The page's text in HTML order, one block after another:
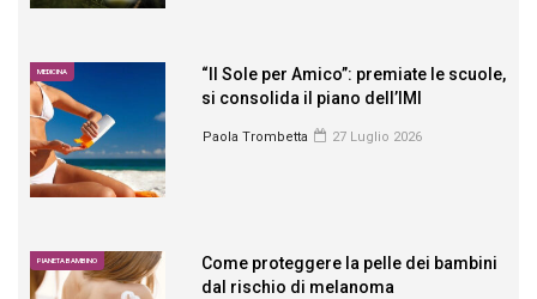
MEDICINA
“Il Sole per Amico”: premiate le scuole,
si consolida il piano dell’IMI
Paola Trombetta 27 Luglio 2026
PIANETA BAMBINO
Come proteggere la pelle dei bambini
dal rischio di melanoma